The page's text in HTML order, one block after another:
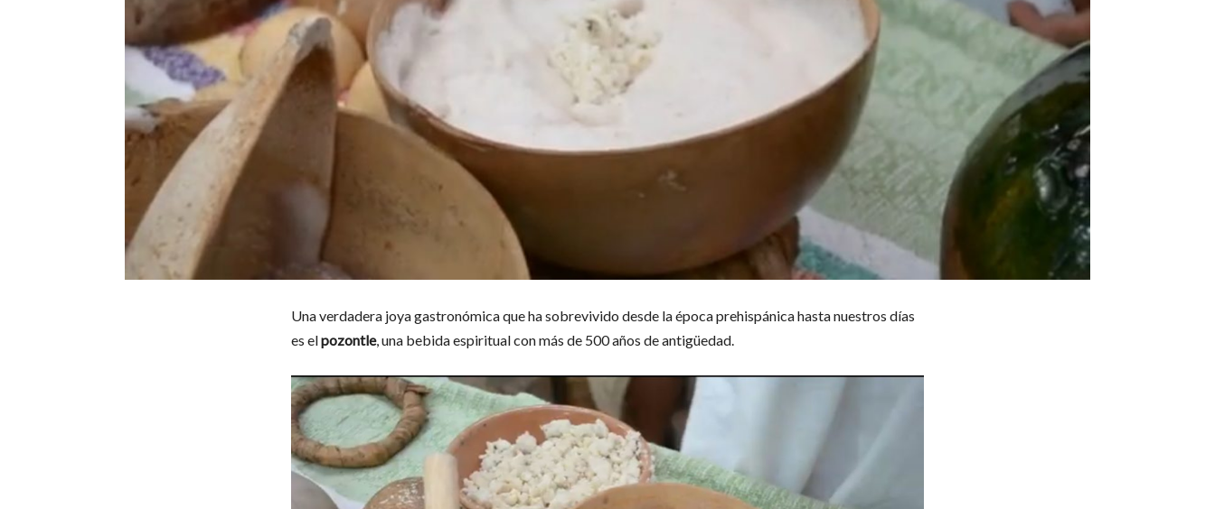
Una verdadera joya gastronómica que ha sobrevivido desde la época prehispánica hasta nuestros días
es elpozontle, una bebida espiritual con más de 500 años de antigüedad.